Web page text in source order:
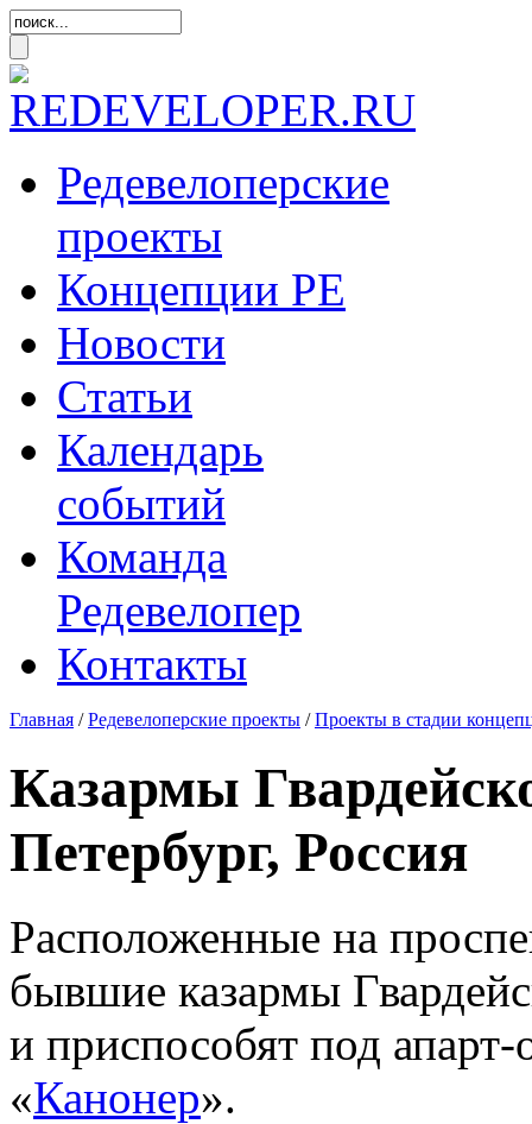
Редевелоперские
проекты
Концепции РЕ
Новости
Статьи
Календарь
событий
Команда
Редевелопер
Контакты
Главная /Редевелоперские проекты /Проекты в стадии
Казармы
Петербург, Россия
Расположенные на
бывшие казармы
и приспособят под
«Канонер».